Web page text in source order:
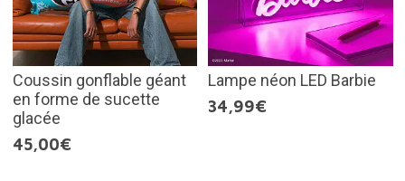
Coussin gonflable géant
en forme de sucette
glacée
45,00€
Lampe néon LED Barbie
34,99€